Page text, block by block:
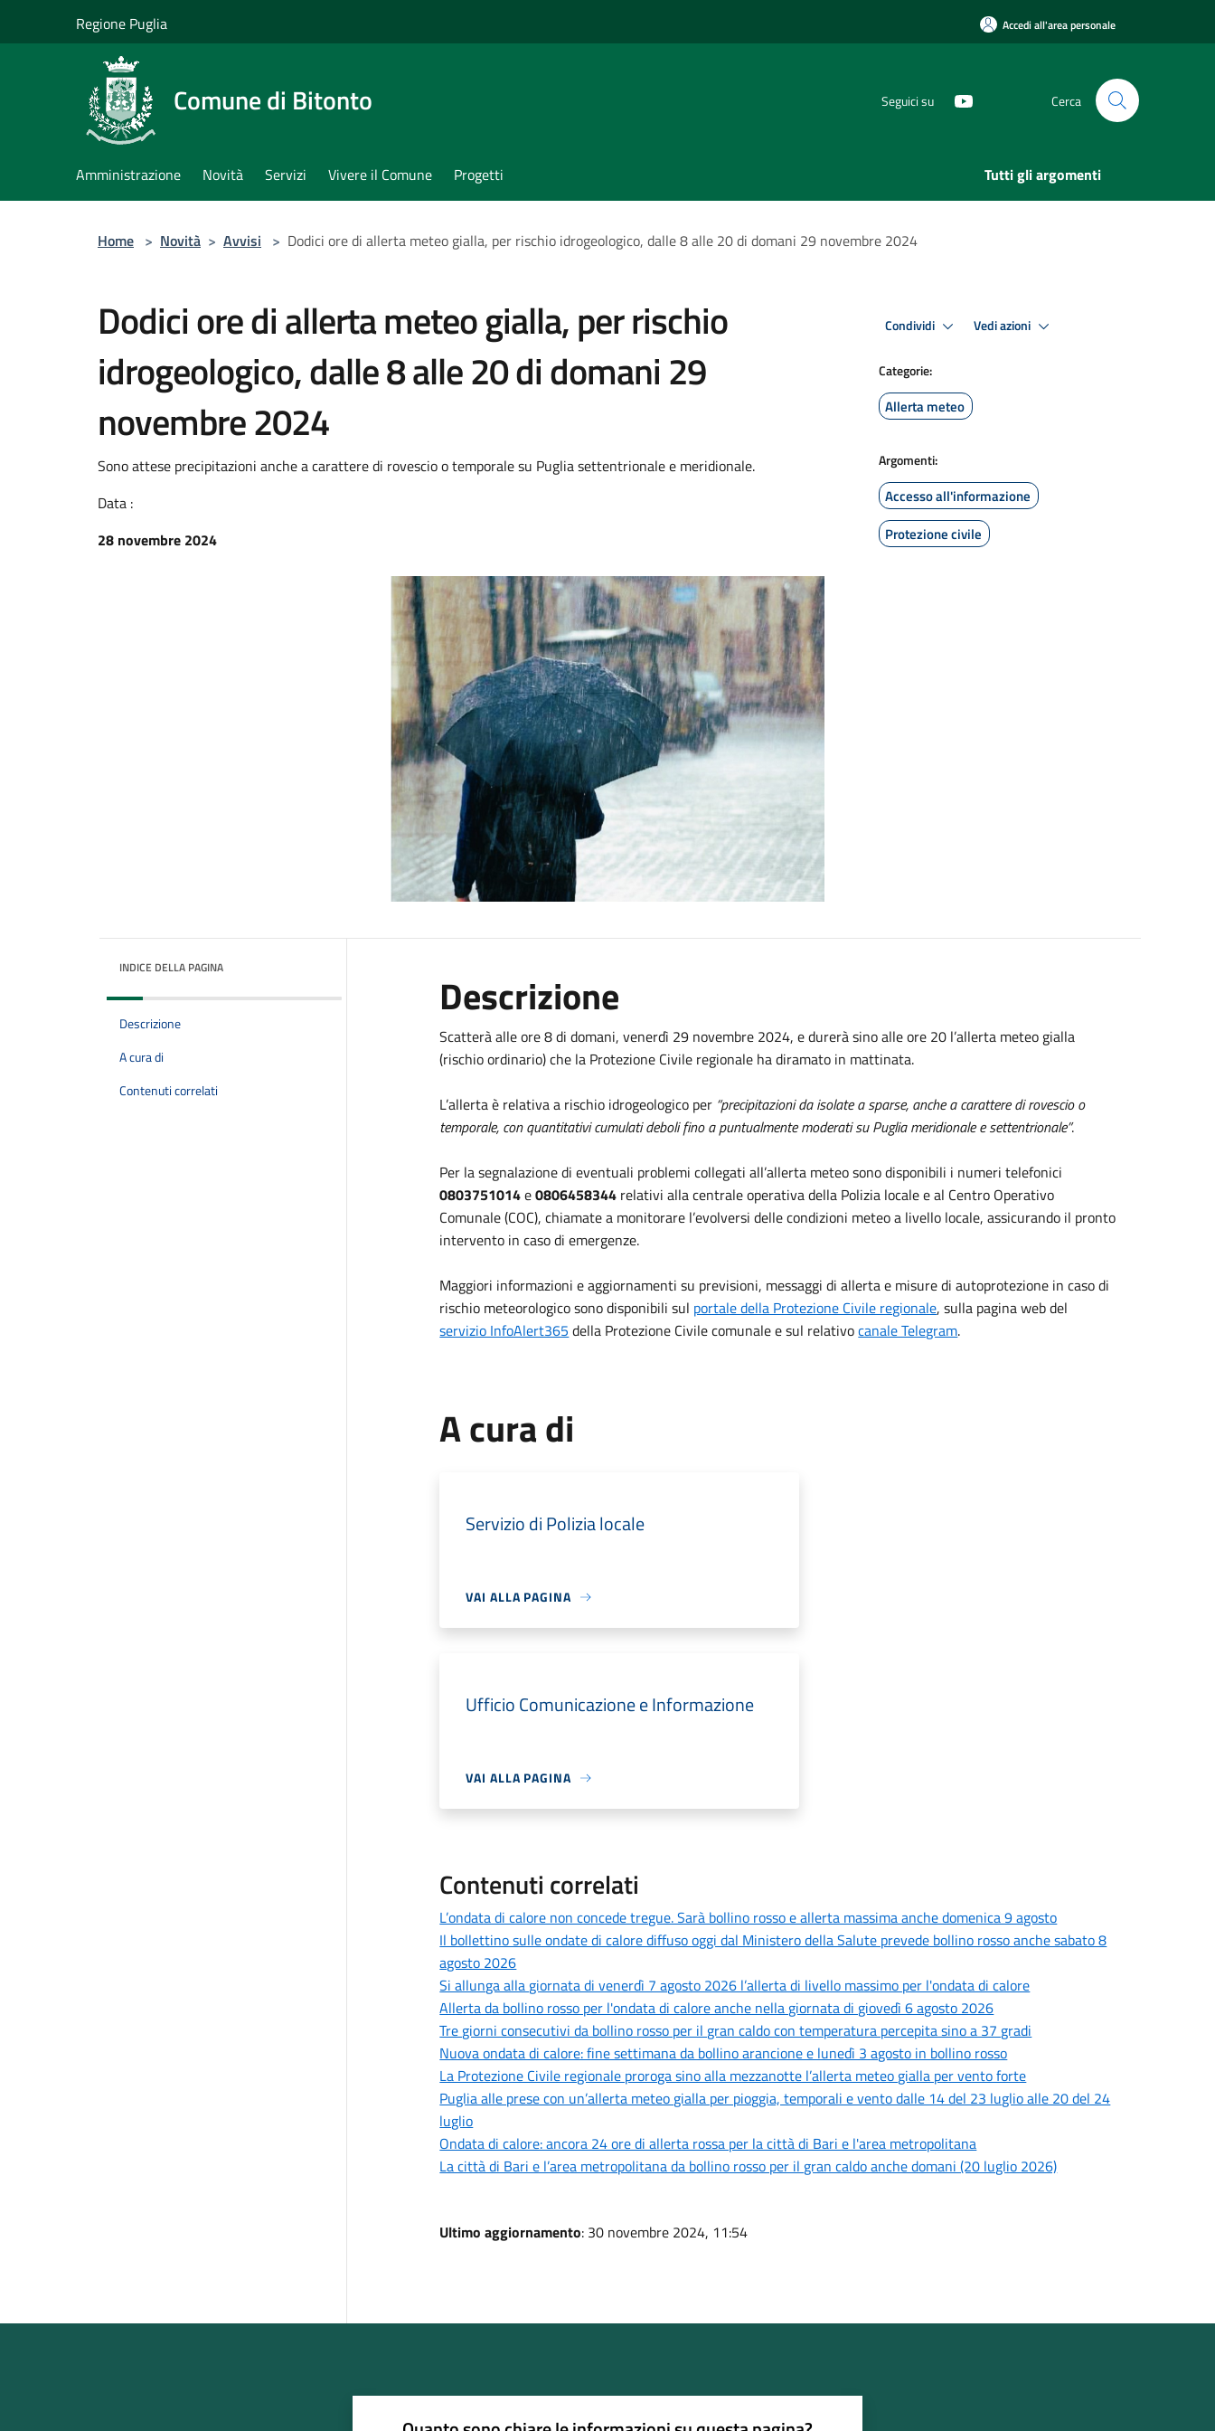
Regione Puglia Accedi all'area personale
Comune di Bitonto Seguici su Cerca
Amministrazione Novità Servizi Vivere il Comune Progetti Tutti gli argomenti
Home > Novità > Avvisi > Dodici ore di allerta meteo gialla, per rischio idrogeologico, dalle 8 alle 20 di domani 29 novembre 2024
Dodici ore di allerta meteo gialla, per rischio
idrogeologico, dalle 8 alle 20 di domani 29
novembre 2024
Sono attese precipitazioni anche a carattere di rovescio o temporale su Puglia settentrionale e meridionale.
Data :
28 novembre 2024
Condividi Vedi azioni
Categorie:
Allerta meteo
Argomenti:
Accesso all'informazione
Protezione civile
INDICE DELLA PAGINA
Descrizione
A cura di
Contenuti correlati
Descrizione
Scatterà alle ore 8 di domani, venerdì 29 novembre 2024, e durerà sino alle ore 20 l’allerta meteo gialla
(rischio ordinario) che la Protezione Civile regionale ha diramato in mattinata.
L’allerta è relativa a rischio idrogeologico per “precipitazioni da isolate a sparse, anche a carattere di rovescio o
temporale, con quantitativi cumulati deboli fino a puntualmente moderati su Puglia meridionale e settentrionale”.
Per la segnalazione di eventuali problemi collegati all’allerta meteo sono disponibili i numeri telefonici
0803751014e0806458344 relativi alla centrale operativa della Polizia locale e al Centro Operativo
Comunale (COC), chiamate a monitorare l’evolversi delle condizioni meteo a livello locale, assicurando il pronto
intervento in caso di emergenze.
Maggiori informazioni e aggiornamenti su previsioni, messaggi di allerta e misure di autoprotezione in caso di
rischio meteorologico sono disponibili sul portale della Protezione Civile regionale, sulla pagina web del
servizio InfoAlert365 della Protezione Civile comunale e sul relativocanale Telegram.
A cura di
Servizio di Polizia locale
VAI ALLA PAGINA
Ufficio Comunicazione e Informazione
VAI ALLA PAGINA
Contenuti correlati
L’ondata di calore non concede tregue. Sarà bollino rosso e allerta massima anche domenica 9 agosto
Il bollettino sulle ondate di calore diffuso oggi dal Ministero della Salute prevede bollino rosso anche sabato 8
agosto 2026
Si allunga alla giornata di venerdì 7 agosto 2026 l’allerta di livello massimo per l'ondata di calore
Allerta da bollino rosso per l'ondata di calore anche nella giornata di giovedì 6 agosto 2026
Tre giorni consecutivi da bollino rosso per il gran caldo con temperatura percepita sino a 37 gradi
Nuova ondata di calore: fine settimana da bollino arancione e lunedì 3 agosto in bollino rosso
La Protezione Civile regionale proroga sino alla mezzanotte l’allerta meteo gialla per vento forte
Puglia alle prese con un’allerta meteo gialla per pioggia, temporali e vento dalle 14 del 23 luglio alle 20 del 24
luglio
Ondata di calore: ancora 24 ore di allerta rossa per la città di Bari e l'area metropolitana
La città di Bari e l’area metropolitana da bollino rosso per il gran caldo anche domani (20 luglio 2026)
Ultimo aggiornamento: 30 novembre 2024, 11:54